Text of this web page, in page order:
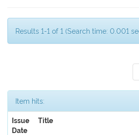
Results 1-1 of 1 (Search time: 0.001
Item hits:
Issue
Date
Title